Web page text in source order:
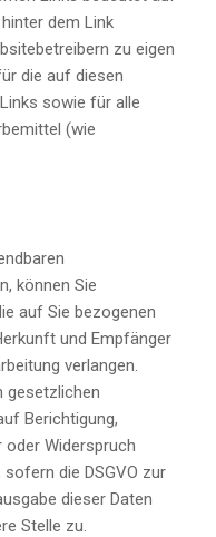
dem Link
zu eigen
die auf diesen
sowie für alle
(wie
können Sie
auf Sie bezogenen
und Empfänger
verlangen.
gesetzlichen
Berichtigung,
oder Widerspruch
die DSGVO zur
dieser Daten
Stelle zu.